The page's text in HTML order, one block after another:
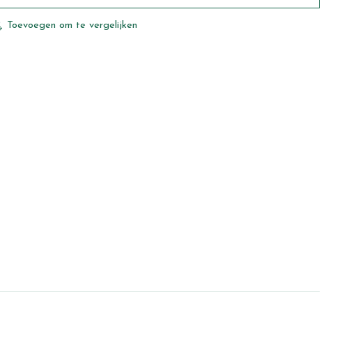
Toevoegen om te vergelijken